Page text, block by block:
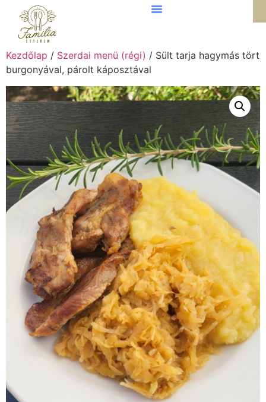
Kezdőlap / Szerdai menü (régi) / Sült tarja hagymás tört
burgonyával, párolt káposztával